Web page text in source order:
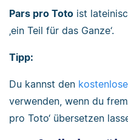
Pars pro Toto ist
‚ein Teil für das Ganze‘.
Tipp:
Du kannst den
verwenden, wenn du
pro Toto‘ übersetzen